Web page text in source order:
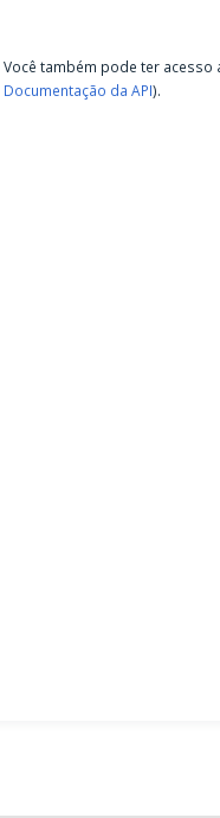
Você também pode ter
Documentação da API).